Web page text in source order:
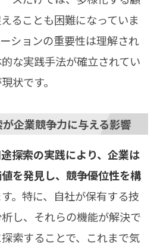
ることも困難になっていま
ションの重要性は理解され
な実践手法が確立されてい
状です。
企業競争力に与える影響
探索の実践により、企業は
を発見し、競争優位性を構
。特に、自社が保有する技
し、それらの機能が解決で
索することで、これまで気